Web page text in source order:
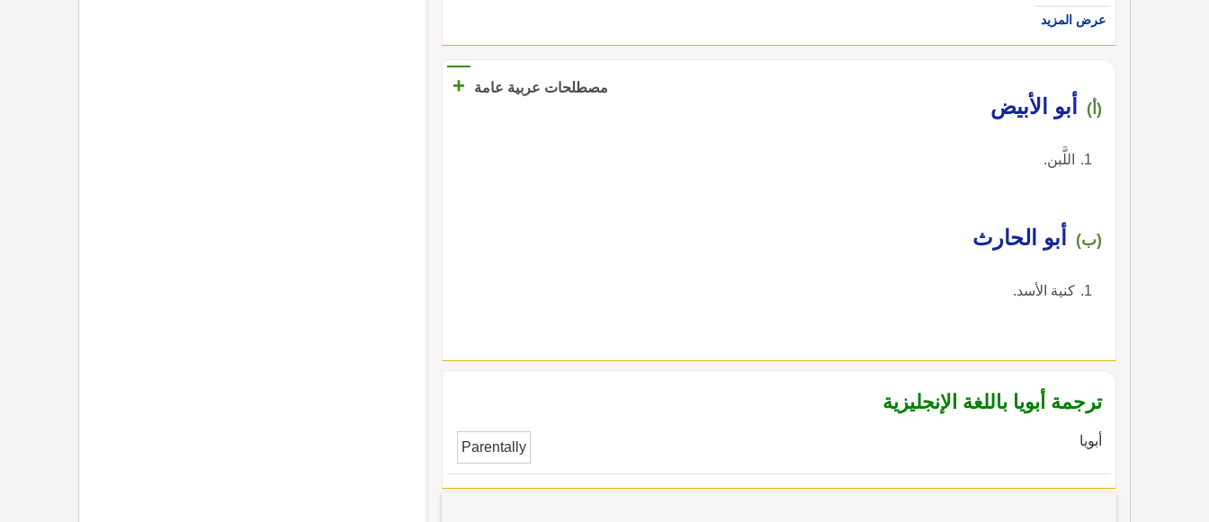
عرض المزيد
مصطلحات عربية عامة +
(أ) أبو الأبيض
اللَّبن.
(ب) أبو الحارث
كنية الأسد.
ترجمة أبويا باللغة الإنجليزية
أبويا Parentally